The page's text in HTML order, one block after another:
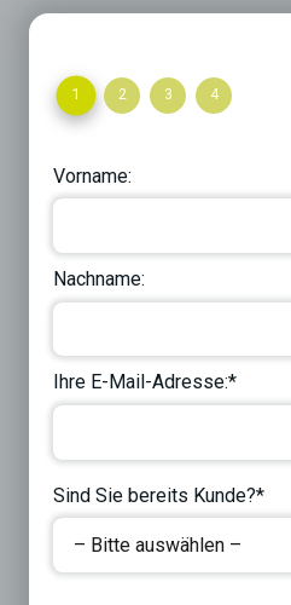
1 2 3 4
Vorname:
Nachname:
Ihre E-Mail-Adresse:*
Sind Sie bereits Kunde?*